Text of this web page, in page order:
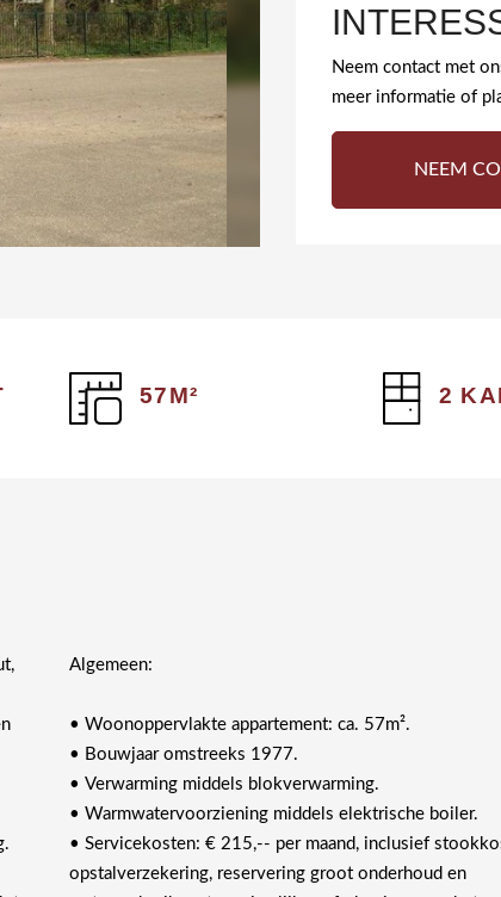
Neem contact met
meer informatie of
NEEM
57M² 2
Algemeen:
• Woonoppervlakte appartement: ca. 57m².
• Bouwjaar omstreeks 1977.
• Verwarming middels blokverwarming.
• Warmwatervoorziening middels elektrische boiler.
• Servicekosten: € 215,-- per maand, inclusief
opstalverzekering, reservering groot onderhoud en